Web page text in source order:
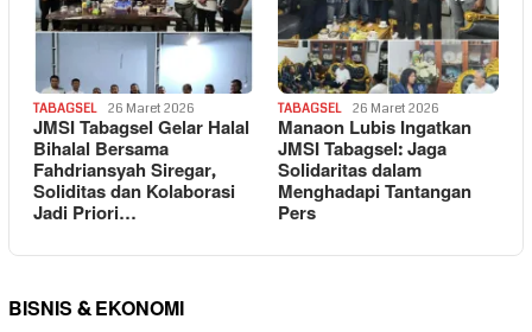
TABAGSEL 26 Maret 2026
JMSI Tabagsel Gelar Halal
Bihalal Bersama
Fahdriansyah Siregar,
Soliditas dan Kolaborasi
Jadi Priori…
TABAGSEL 26 Maret 2026
Manaon Lubis Ingatkan
JMSI Tabagsel: Jaga
Solidaritas dalam
Menghadapi Tantangan
Pers
BISNIS & EKONOMI